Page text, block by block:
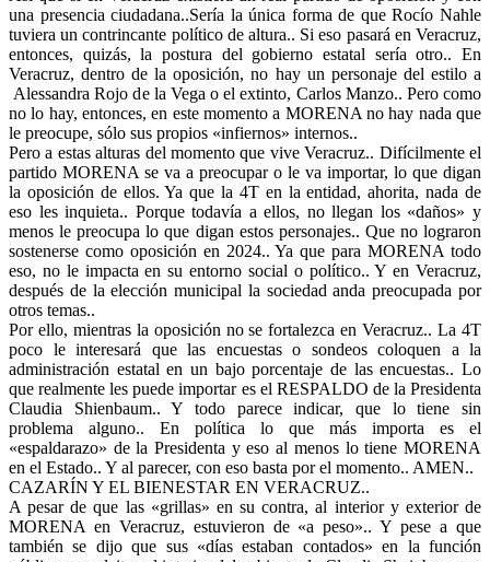
una presencia ciudadana..Sería la única forma de que Rocío Nahle
tuviera un contrincante político de altura.. Si eso pasará en Veracruz,
entonces, quizás, la postura del gobierno estatal sería otro.. En
Veracruz, dentro de la oposición, no hay un personaje del estilo a
Alessandra Rojo de la Vega o el extinto, Carlos Manzo.. Pero como
no lo hay, entonces, en este momento a MORENA no hay nada que
le preocupe, sólo sus propios «infiernos» internos..
Pero a estas alturas del momento que vive Veracruz.. Difícilmente el
partido MORENA se va a preocupar o le va importar, lo que digan
la oposición de ellos. Ya que la 4T en la entidad, ahorita, nada de
eso les inquieta.. Porque todavía a ellos, no llegan los «daños» y
menos le preocupa lo que digan estos personajes.. Que no lograron
sostenerse como oposición en 2024.. Ya que para MORENA todo
eso, no le impacta en su entorno social o político.. Y en Veracruz,
después de la elección municipal la sociedad anda preocupada por
otros temas..
Por ello, mientras la oposición no se fortalezca en Veracruz.. La 4T
poco le interesará que las encuestas o sondeos coloquen a la
administración estatal en un bajo porcentaje de las encuestas.. Lo
que realmente les puede importar es el RESPALDO de la Presidenta
Claudia Shienbaum.. Y todo parece indicar, que lo tiene sin
problema alguno.. En política lo que más importa es el
«espaldarazo» de la Presidenta y eso al menos lo tiene MORENA
en el Estado.. Y al parecer, con eso basta por el momento.. AMEN..
CAZARÍN Y EL BIENESTAR EN VERACRUZ..
A pesar de que las «grillas» en su contra, al interior y exterior de
MORENA en Veracruz, estuvieron de «a peso».. Y pese a que
también se dijo que sus «días estaban contados» en la función